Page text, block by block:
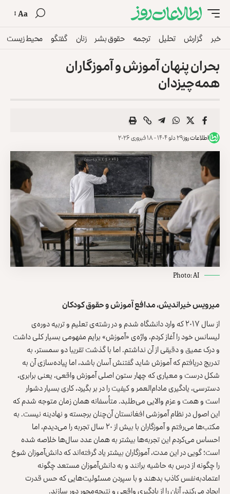
Aa
خبر گزارش تحلیل ترجمه حقوق بشر زنان گفتگو محیط زیست
بحران پنهان آموزش و آموزگاران
همه‌چیزدان
اطلاعات روز۲۹ دلو ۱۴۰۴ - ۱۸ فبروری ۲۰۲۶
Photo: AI
میرویس خیراندیش، مدافع آموزش و حقوق کودکان
از سال ۲۰۱۷ که وارد دانشگاه شدم و در رشته‌ی تعلیم و تربیه دوره‌ی
لیسانس خود را آغاز کردم، واژه‌ی «آموزش» برایم مفهومی بسیار کلی داشت
و درک عمیق و دقیقی از آن نداشتم. اما با گذشت تقریبا دو سمستر، به‌
تدریج دریافتم که آموزش شاید گفتنش آسان باشد، اما پیاده‌سازی آن به
شکل درست و معیاری که چهار ستون اصلی آموزش واقعی، یعنی برابری،
دسترسی، یادگیری مادام‌العمر و کیفیت را در بر بگیرد، کاری بسیار دشوار
است و همت و عزم والایی می‌طلبد. متأسفانه همان زمان متوجه شدم که
این اصول در نظام آموزشی افغانستان آن‌چنان برجسته و نهادینه نیست. به
مکتب‌ها می‌رفتم و آموزگاران با بیش از ۲۰ سال تجربه را می‌دیدم، اما
احساس می‌کردم این تجربه‌ها بیشتر به همان عدد سال‌ها خلاصه شده
است؛ گویی در این مدت، آموزگاران بیشتر یاد گرفته‌اند که دانش‌آموزان شوخ
را چگونه از درس به حاشیه برانند و به دانش‌آموزان مستعد چگونه
اعتمادبه‌نفس کاذب بدهند و با سپردن مسئولیت‌هایی که حس قدرت
ایجاد می‌کند، آنان را از یادگیری واقعی و نتیجه‌محور دور سازند.